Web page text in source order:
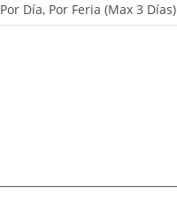
Por Día, Por Feria (Max 3 Días)